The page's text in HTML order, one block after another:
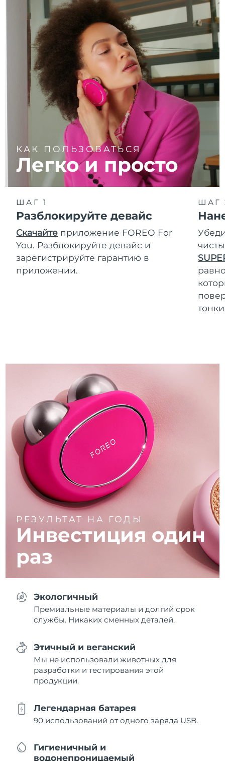
КАК ПОЛЬЗОВАТЬСЯ
Легко и просто
ШАГ 1
Разблокируйте девайс
Скачайте приложение FOREO For
You. Разблокируйте девайс и
зарегистрируйте гарантию в
приложении.
ШАГ
РЕЗУЛЬТАТ НА ГОДЫ
Инвестиция один
раз
Экологичный
Премиальные материалы и долгий срок
службы. Никаких сменных деталей.
Этичный и веганский
Мы не использовали животных для
разработки и тестирования этой
продукции.
Легендарная батарея
90 использований от одного заряда USB.
Гигиеничный и
водонепроницаемый